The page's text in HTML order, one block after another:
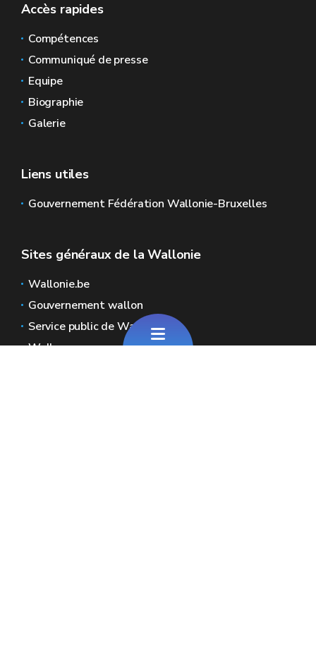
Accès rapides
Compétences
Communiqué de presse
Equipe
Biographie
Galerie
Liens utiles
Gouvernement Fédération Wallonie-Bruxelles
Sites généraux de la Wallonie
Wallonie.be
Gouvernement wallon
Service public de Wallonie
Wallex